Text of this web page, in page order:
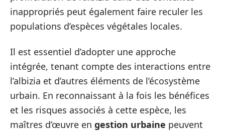
inappropriés peut également faire reculer les
populations d’espèces végétales locales.
Il est essentiel d’adopter une approche
intégrée, tenant compte des interactions entre
l’albizia et d’autres éléments de l’écosystème
urbain. En reconnaissant à la fois les bénéfices
et les risques associés à cette espèce, les
maîtres d’œuvre en gestion urbaine peuvent